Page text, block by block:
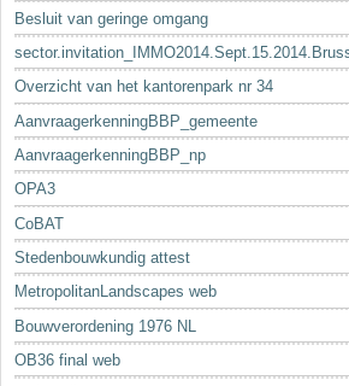
Besluit van geringe omgang
Overzicht van het kantorenpark nr 34
AanvraagerkenningBBP_gemeente
AanvraagerkenningBBP_np
OPA3
CoBAT
Stedenbouwkundig attest
MetropolitanLandscapes web
Bouwverordening 1976 NL
OB36 final web